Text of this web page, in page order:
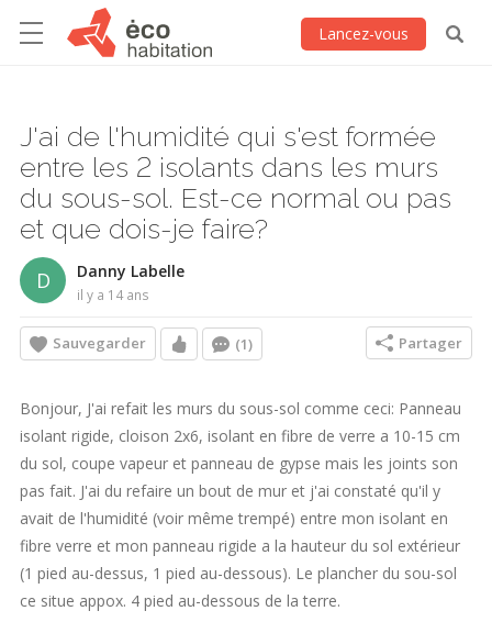
Lancez-vous
J'ai de l'humidité qui s'est formée
entre les 2 isolants dans les murs
du sous-sol. Est-ce normal ou pas
et que dois-je faire?
D Danny Labelle
il y a 14 ans
Sauvegarder (1) Partager
Bonjour, J'ai refait les murs du sous-sol comme ceci: Panneau
isolant rigide, cloison 2x6, isolant en fibre de verre a 10-15 cm
du sol, coupe vapeur et panneau de gypse mais les joints son
pas fait. J'ai du refaire un bout de mur et j'ai constaté qu'il y
avait de l'humidité (voir même trempé) entre mon isolant en
fibre verre et mon panneau rigide a la hauteur du sol extérieur
(1 pied au-dessus, 1 pied au-dessous). Le plancher du sou-sol
ce situe appox. 4 pied au-dessous de la terre.